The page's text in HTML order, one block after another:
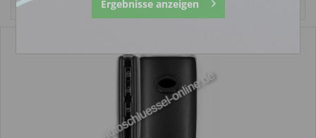
Ergebnisse anzeigen